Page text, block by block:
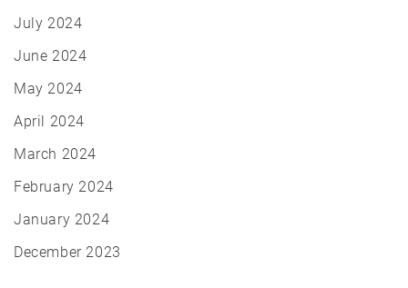
July 2024
June 2024
May 2024
April 2024
March 2024
February 2024
January 2024
December 2023